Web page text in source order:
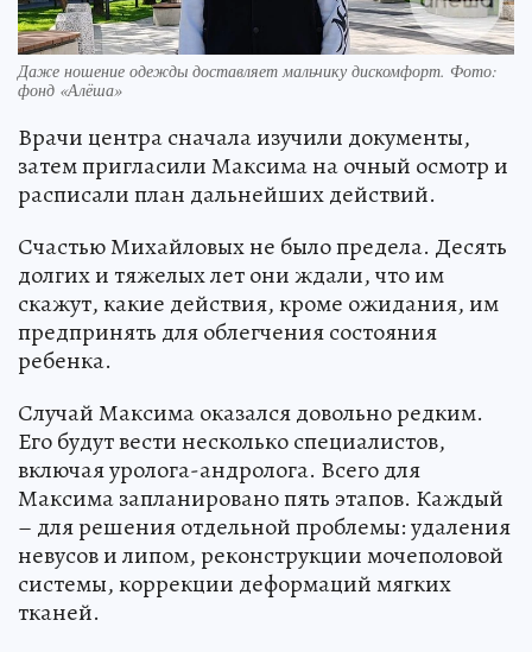
Даже ношение одежды доставляет мальчику дискомфорт. Фото:
фонд «Алёша»
Врачи центра сначала изучили документы,
затем пригласили Максима на очный осмотр и
расписали план дальнейших действий.
Счастью Михайловых не было предела. Десять
долгих и тяжелых лет они ждали, что им
скажут, какие действия, кроме ожидания, им
предпринять для облегчения состояния
ребенка.
Случай Максима оказался довольно редким.
Его будут вести несколько специалистов,
включая уролога-андролога. Всего для
Максима запланировано пять этапов. Каждый
– для решения отдельной проблемы: удаления
невусов и липом, реконструкции мочеполовой
системы, коррекции деформаций мягких
тканей.